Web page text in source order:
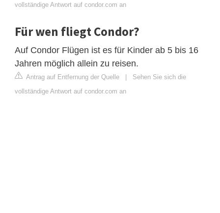
vollständige Antwort auf condor.com an
Für wen fliegt Condor?
Auf Condor Flügen ist es für Kinder ab 5 bis 16
Jahren möglich allein zu reisen.
Antrag auf Entfernung der Quelle | Sehen Sie sich die
vollständige Antwort auf condor.com an